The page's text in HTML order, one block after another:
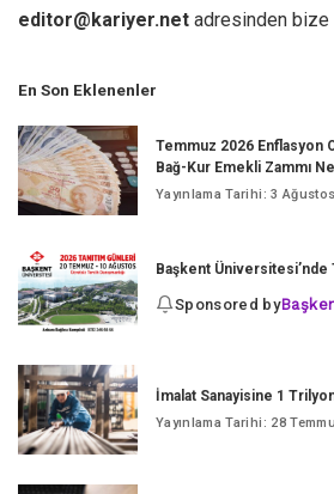
editor@kariyer.net adresinden
En Son Eklenenler
Temmuz 2026 Enflasyon
Bağ-Kur Emekli Zammı
Yayınlama Tarihi: 3
Başkent Üniversitesi’nde
Sponsored by
İmalat Sanayisine 1
Yayınlama Tarihi: 28